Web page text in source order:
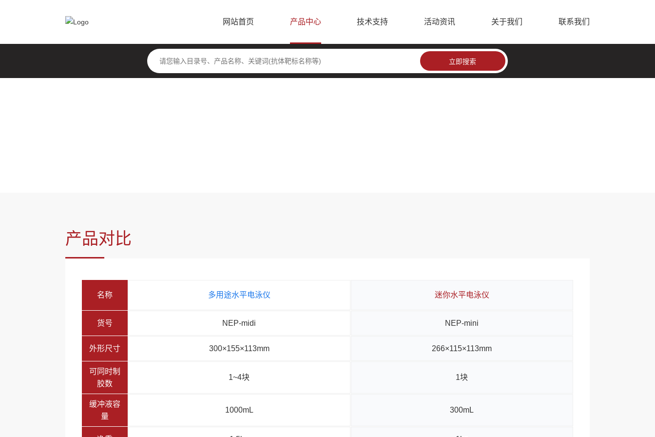
网站首页 产品中心 技术支持 活动资讯 关于我们 联系我们
产品对比
名称 多用途水平电泳仪 迷你水平电泳仪
货号 NEP-midi NEP-mini
外形尺寸 300×155×113mm 266×115×113mm
可同时制
胶数
1~4块 1块
缓冲液容
量
1000mL 300mL